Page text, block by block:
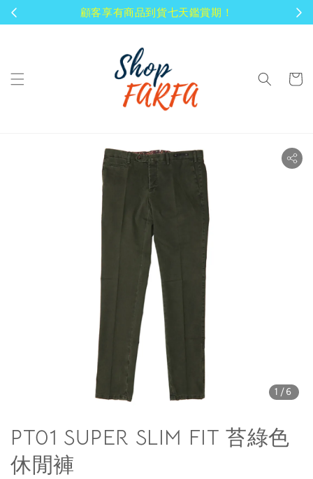
顧客享有商品到貨七天鑑賞期！
1 /6
PT01 SUPER SLIM FIT 苔綠色
休閒褲